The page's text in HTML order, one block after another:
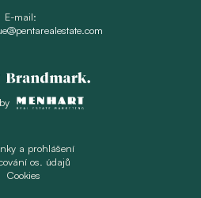
E-mail:
a prohlášení
os. údajů
Cookies